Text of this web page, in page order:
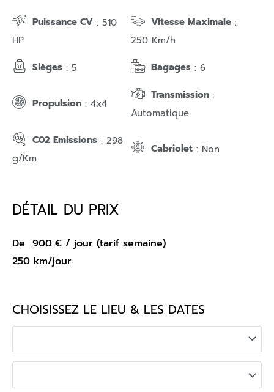
Puissance CV : 510
HP
Vitesse Maximale :
250 Km/h
Sièges : 5 Bagages : 6
Propulsion : 4x4
Transmission :
Automatique
C02 Emissions : 298
g/Km
Cabriolet : Non
DÉTAIL DU PRIX
De 900 € / jour (tarif semaine)
250 km/jour
CHOISISSEZ LE LIEU & LES DATES